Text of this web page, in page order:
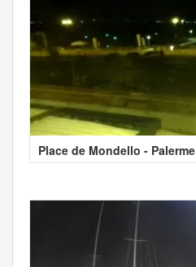
Place de Mondello - Palerme